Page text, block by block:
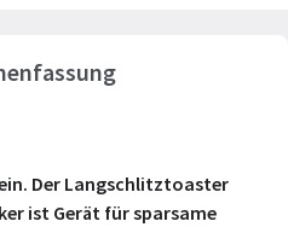
Der Langschlitztoaster
ist Gerät für sparsame